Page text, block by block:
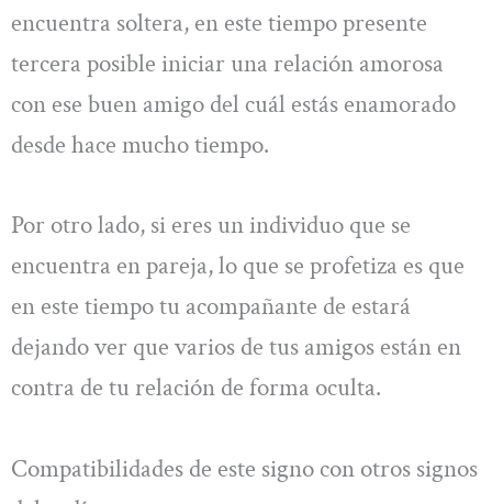
encuentra soltera, en este tiempo presente
tercera posible iniciar una relación amorosa
con ese buen amigo del cuál estás enamorado
desde hace mucho tiempo.
Por otro lado, si eres un individuo que se
encuentra en pareja, lo que se profetiza es que
en este tiempo tu acompañante de estará
dejando ver que varios de tus amigos están en
contra de tu relación de forma oculta.
Compatibilidades de este signo con otros signos